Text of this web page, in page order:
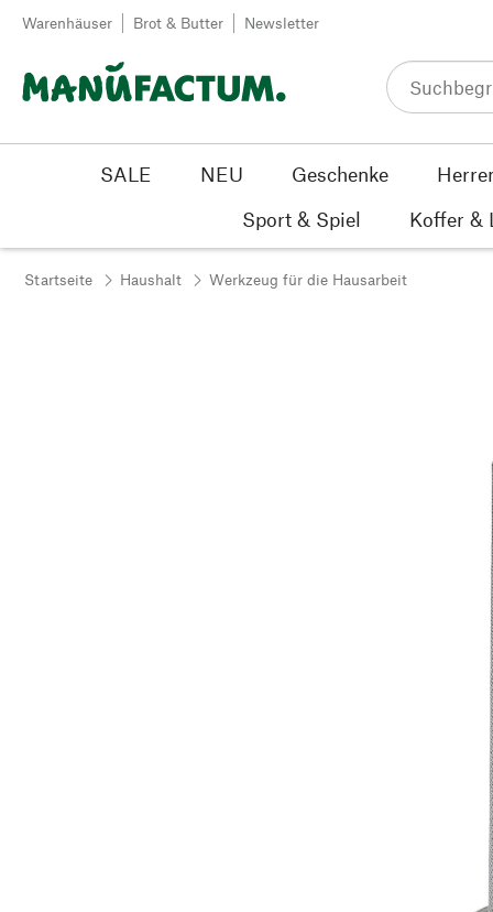
Zum Inhalt springen
Warenhäuser Brot & Butter Newsletter
SALE NEU Geschenke
Sport & Spiel
Koffer &
Startseite Haushalt Werkzeug für die Hausarbeit